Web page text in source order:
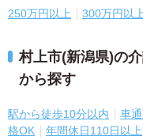
250万円以上 300万円以
村上市(新潟県)の
から探す
駅から徒歩10分以内 車
格OK
年間休日110日以上